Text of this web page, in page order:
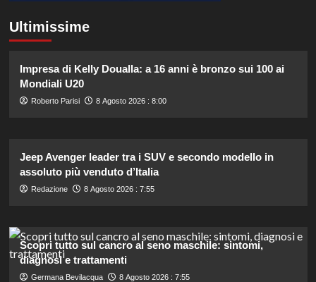
Ultimissime
Impresa di Kelly Doualla: a 16 anni è bronzo sui 100 ai
Mondiali U20
Roberto Parisi 8 Agosto 2026 : 8:00
Jeep Avenger leader tra i SUV e secondo modello in
assoluto più venduto d’Italia
Redazione 8 Agosto 2026 : 7:55
Scopri tutto sul cancro al seno maschile: sintomi,
diagnosi e trattamenti
Germana Bevilacqua 8 Agosto 2026 : 7:55